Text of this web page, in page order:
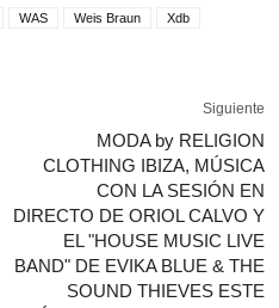
WAS Weis Braun Xdb
Siguiente
MODA by RELIGION
CLOTHING IBIZA, MÚSICA
CON LA SESIÓN EN
DIRECTO DE ORIOL CALVO Y
EL "HOUSE MUSIC LIVE
BAND" DE EVIKA BLUE & THE
SOUND THIEVES ESTE